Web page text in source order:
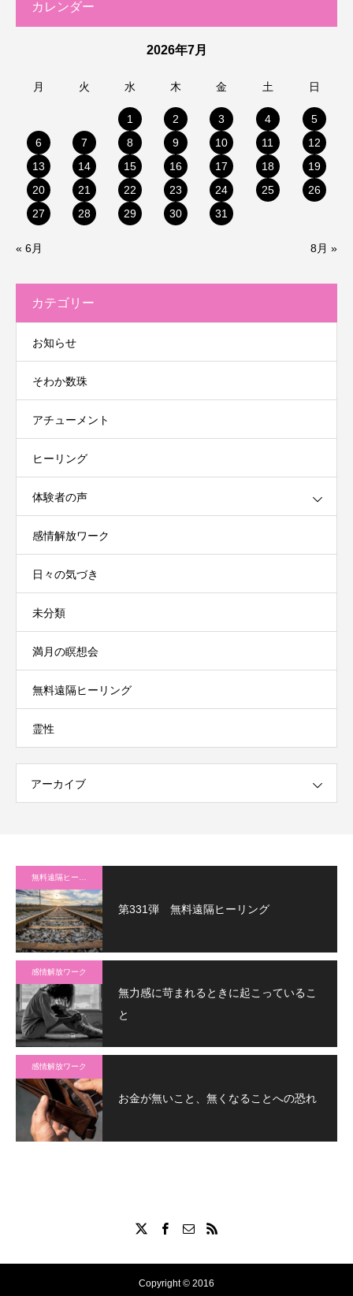
カレンダー
2026年7月
月 火 水 木 金 土 日
1 2 3 4
5
6
7 8 9 10 11
12
13
14 15 16 17 18
19
20
21 22 23 24 25
26
27
28 29 30 31
« 6月 8月 »
カテゴリー
お知らせ
そわか数珠
アチューメント
ヒーリング
体験者の声
感情解放ワーク
日々の気づき
未分類
満月の瞑想会
無料遠隔ヒーリング
霊性
アーカイブ
第331弾 無料遠隔ヒーリング
感情解放ワーク
無力感に苛まれるときに起こっているこ
と
感情解放ワーク
お金が無いこと、無くなることへの恐れ
Copyright © 2016